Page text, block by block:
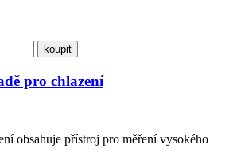
koupit
pro chlazení
obsahuje přístroj pro měření vysokého